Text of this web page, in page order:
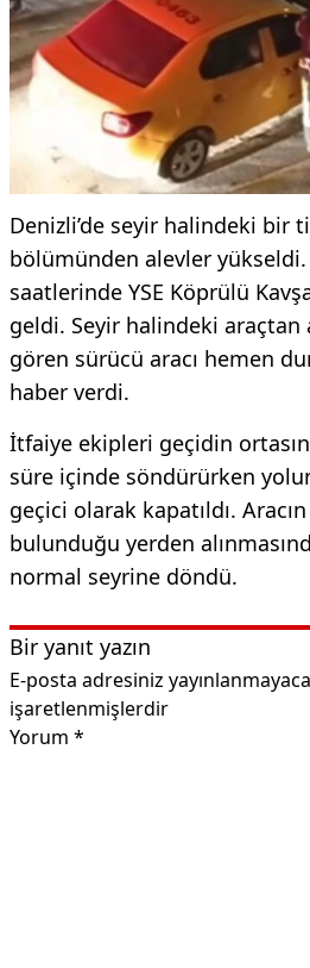
Denizli’de seyir halindeki bir
bölümünden alevler
saatlerinde YSE Köprülü
geldi. Seyir halindeki araçtan
gören sürücü aracı hemen
haber verdi.
İtfaiye ekipleri geçidin
süre içinde söndürürken
geçici olarak kapatıldı.
bulunduğu yerden
normal seyrine döndü.
Bir yanıt yazın
E-posta adresiniz
işaretlenmişlerdir
Yorum *